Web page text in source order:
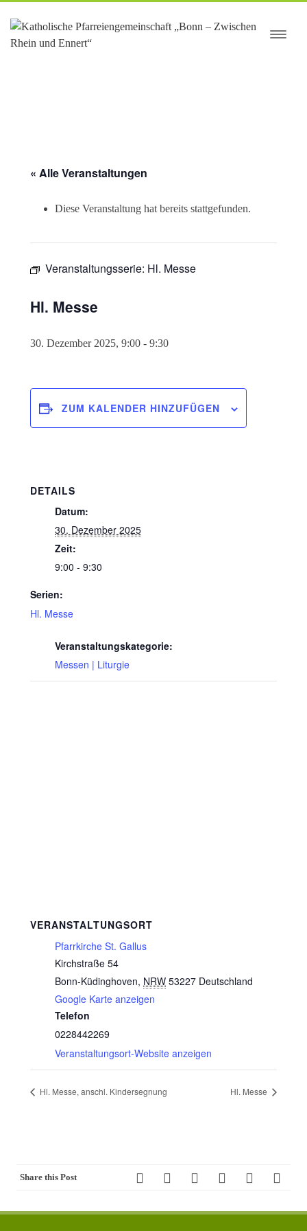
springen
« Alle Veranstaltungen
Diese Veranstaltung hat bereits stattgefunden.
Veranstaltungsserie: Hl. Messe
Hl. Messe
30. Dezember 2025, 9:00 - 9:30
ZUM KALENDER HINZUFÜGEN
DETAILS
Datum:
30. Dezember 2025
Zeit:
9:00 - 9:30
Serien:
Hl. Messe
Veranstaltungskategorie:
Messen | Liturgie
VERANSTALTUNGSORT
Pfarrkirche St. Gallus
Kirchstraße 54
Bonn-Küdinghoven, NRW 53227 Deutschland
Google Karte anzeigen
Telefon
0228442269
Veranstaltungsort-Website anzeigen
Hl. Messe, anschl. Kindersegnung Hl. Messe
Share this Post